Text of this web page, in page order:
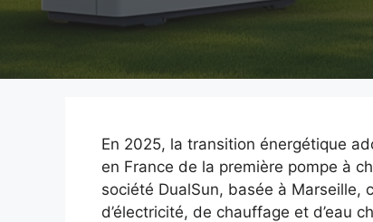
En 2025, la transition énergétique
en France de la première pompe à
société DualSun, basée à
d’électricité, de chauffage et d’eau